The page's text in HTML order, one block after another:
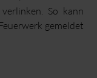
So kann
gemeldet